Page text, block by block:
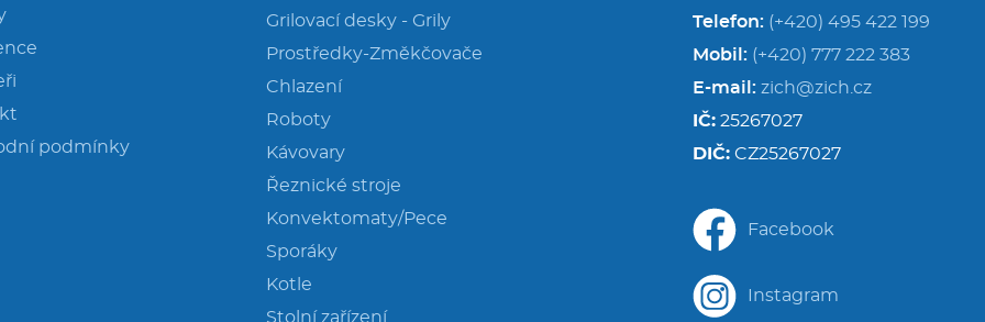
podmínky
Grilovací desky - Grily
Prostředky-Změkčovače
Chlazení
Roboty
Kávovary
Řeznické stroje
Konvektomaty/Pece
Sporáky
Kotle
Stolní zařízení
Telefon: (+420) 495 422 199
Mobil: (+420) 777 222 383
E-mail: zich@zich.cz
IČ: 25267027
DIČ: CZ25267027
Facebook
Instagram